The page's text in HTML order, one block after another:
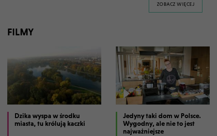
FILMY
Dzika wyspa w środku
miasta, tu królują kaczki
Jedyny taki dom w Polsce.
Wygodny, ale nie to jest
najważniejsze
ZOBACZ WIĘCEJGALERII